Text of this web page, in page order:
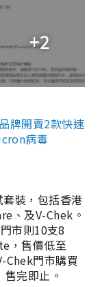
+2
牌開賣2款快速
病毒
裝，包括香港
、及V-Chek。
市則10支8
，售價低至
Chek門市購買
完即止。